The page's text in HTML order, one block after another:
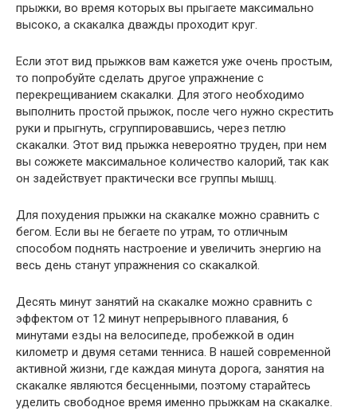
прыжки, во время которых вы прыгаете максимально
высоко, а скакалка дважды проходит круг.
Если этот вид прыжков вам кажется уже очень простым,
то попробуйте сделать другое упражнение с
перекрещиванием скакалки. Для этого необходимо
выполнить простой прыжок, после чего нужно скрестить
руки и прыгнуть, сгруппировавшись, через петлю
скакалки. Этот вид прыжка невероятно труден, при нем
вы сожжете максимальное количество калорий, так как
он задействует практически все группы мышц.
Для похудения прыжки на скакалке можно сравнить с
бегом. Если вы не бегаете по утрам, то отличным
способом поднять настроение и увеличить энергию на
весь день станут упражнения со скакалкой.
Десять минут занятий на скакалке можно сравнить с
эффектом от 12 минут непрерывного плавания, 6
минутами езды на велосипеде, пробежкой в один
километр и двумя сетами тенниса. В нашей современной
активной жизни, где каждая минута дорога, занятия на
скакалке являются бесценными, поэтому старайтесь
уделить свободное время именно прыжкам на скакалке.